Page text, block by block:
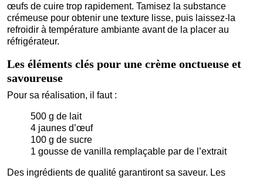
œufs de cuire trop rapidement. Tamisez la substance
crémeuse pour obtenir une texture lisse, puis laissez-la
refroidir à température ambiante avant de la placer au
réfrigérateur.
Les éléments clés pour une crème onctueuse et
savoureuse
Pour sa réalisation, il faut :
500 g de lait
4 jaunes d’œuf
100 g de sucre
1 gousse de vanilla remplaçable par de l’extrait
Des ingrédients de qualité garantiront sa saveur. Les